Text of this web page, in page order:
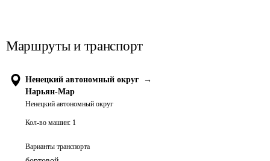
Маршруты и транспорт
Ненецкий автономный округ
→
Нарьян-Мар
Ненецкий автономный округ
Кол-во машин: 1
Варианты транспорта